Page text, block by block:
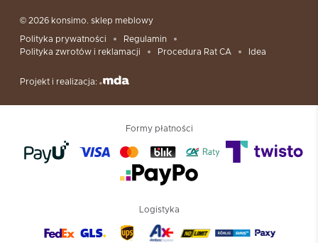
© 2026 konsimo. sklep meblowy
Polityka prywatności
Regulamin
Polityka zwrotów i reklamacji
Procedura Rat CA Idea
Projekt i realizacja:
Formy płatności
Logistyka